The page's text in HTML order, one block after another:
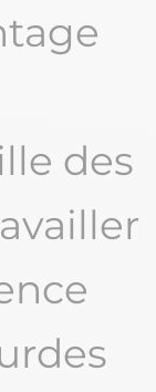
des